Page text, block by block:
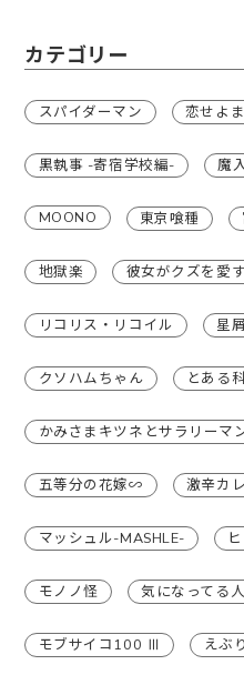
カテゴリー
スパイダーマン 恋せよ
黒執事 -寄宿学校編- 魔
MOONO 東京喰種
地獄楽 彼女がクズを愛
リコリス・リコイル 星
クソハムちゃん とある
かみさまキツネとサラリーマ
五等分の花嫁∽ 激辛カ
マッシュル-MASHLE-
モノノ怪 気になってる
モブサイコ100 Ⅲ えぶ